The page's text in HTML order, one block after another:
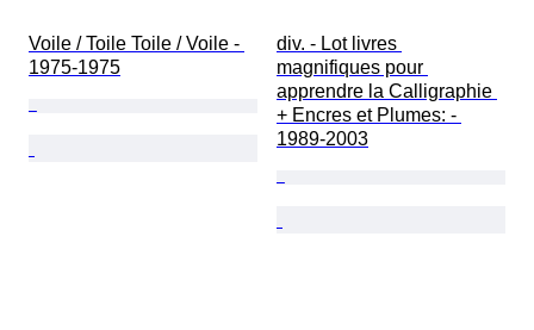
Voile / Toile Toile / Voile -
1975-1975
div. - Lot livres
magnifiques pour
apprendre la Calligraphie
+ Encres et Plumes: -
1989-2003